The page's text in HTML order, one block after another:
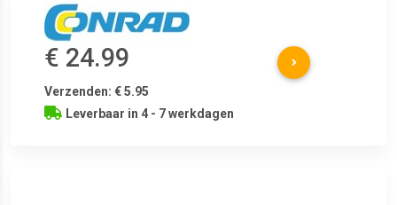
€ 24.99
Verzenden: € 5.95
Leverbaar in 4 - 7 werkdagen